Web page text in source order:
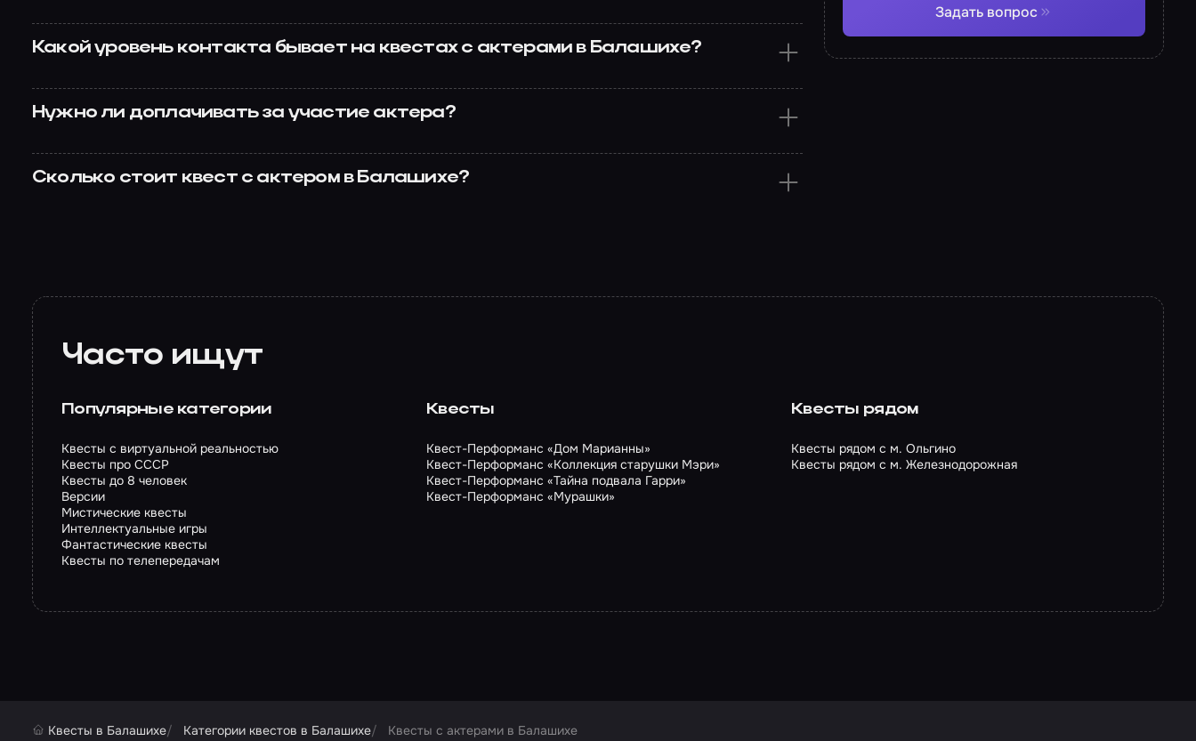
Какой уровень контакта бывает на квестах с актерами в Балашихе?
Нужно ли доплачивать за участие актера?
Сколько стоит квест с актером в Балашихе?
Задать вопрос
Часто ищут
Популярные категории
Квесты с виртуальной реальностью
Квесты про СССР
Квесты до 8 человек
Версии
Мистические квесты
Интеллектуальные игры
Фантастические квесты
Квесты по телепередачам
Квесты
Квест-Перформанс «Дом Марианны»
Квест-Перформанс «Коллекция старушки Мэри»
Квест-Перформанс «Тайна подвала Гарри»
Квест-Перформанс «Мурашки»
Квесты рядом
Квесты рядом с м. Ольгино
Квесты рядом с м. Железнодорожная
Квесты в Балашихе Категории квестов в Балашихе Квесты с актерами в Балашихе